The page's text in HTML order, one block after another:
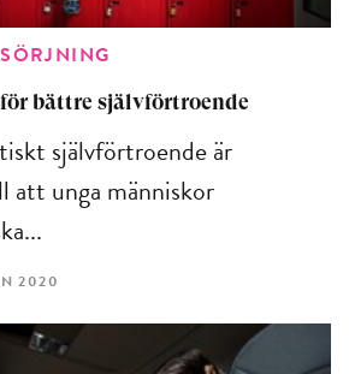
bättre självförtroende
självförtroende är
att unga människor
2020